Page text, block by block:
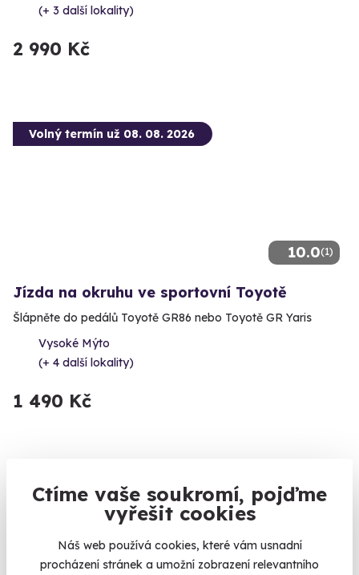
Ctíme vaše soukromí, pojďme
vyřešit cookies
Náš web používá cookies, které vám usnadní
procházení stránek a umožní zobrazení relevantního
(+ 3 další lokality)
2 990 Kč
10.0(1)
Volný termín už 08. 08. 2026
Jízda na okruhu ve sportovní Toyotě
Šlápněte do pedálů Toyotě GR86 nebo Toyotě GR Yaris
Vysoké Mýto
(+ 4 další lokality)
1 490 Kč
Volný termín už 08. 08. 2026